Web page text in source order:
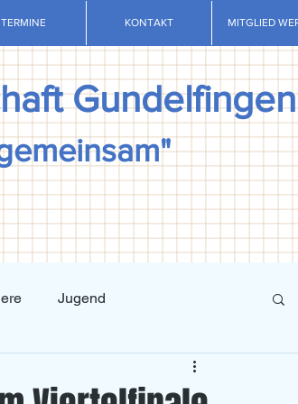
TERMINE KONTAKT MITGLIED
Gundelfingen
Jugend